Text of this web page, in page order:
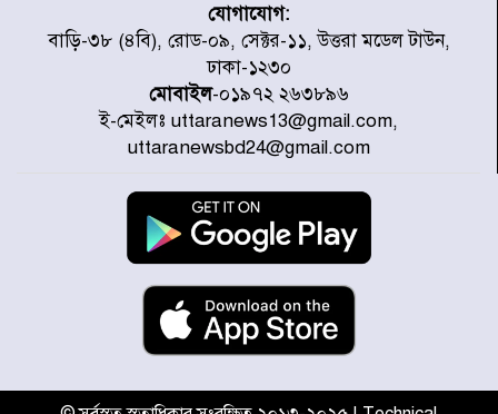
প্রত্যেক অপরাধীর বিচার এ দেশেই
হবে, সে যত শক্তিশালীই হোক না কেন,
চট্টগ্রামে জুলাই গণঅভ্যুত্থান দিবসে
প্রতিমন্ত্রী মীর হেলাল
আগামী ৫ দিন বৃষ্টির আভাস
হাসিনার বক্তব্য প্রচারে ভারতের সমর্থন
জুলাই গণঅভ্যুত্থানে আহত যোদ্ধা
মিতুর খোঁজ নিলেন প্রধানমন্ত্রী
যোগাযোগ:
বাড়ি-৩৮ (৪বি), রোড-০৯, সেক্টর-১১, উত্তরা মডেল টাউন,
ঢাকা-১২৩০
মোবাইল-০১৯৭২ ২৬৩৮৯৬
ই-মেইলঃ uttaranews13@gmail.com,
uttaranewsbd24@gmail.com